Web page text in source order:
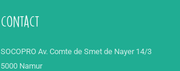
contact
SOCOPRO Av. Comte de Smet de Nayer 14/3
5000 Namur